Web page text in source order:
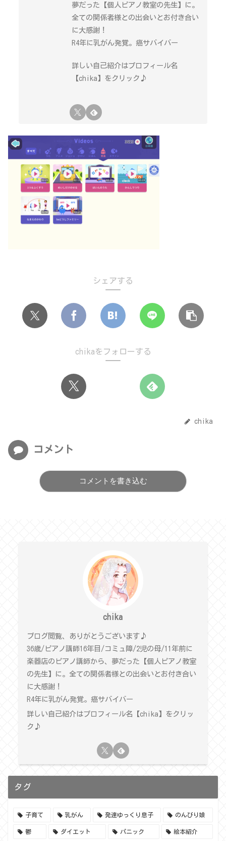
夢だった【個人ピアノ教室の先生】に。
全ての関係者様との出会いとお付き合い
に大感謝！
R4年に乳がん発覚。癌サバイバー
詳しい自己紹介はプロフィール名
【chika】をクリック♪
シェアする
chikaをフォローする
chika
コメント
コメントを書き込む
chika
ブログ閲覧、ありがとうございます♪
36歳/ピアノ講師16年目/コミュ障/2児の母/11年前に
楽器店のピアノ講師から、夢だった【個人ピアノ教室
の先生】に。全ての関係者様との出会いとお付き合い
に大感謝！
R4年に乳がん発覚。癌サバイバー
詳しい自己紹介はプロフィール名【chika】をクリッ
ク♪
タグ
子育て 乳がん 発達ゆっくり息子 のんびり娘
鬱 ダイエット パニック 絵本紹介